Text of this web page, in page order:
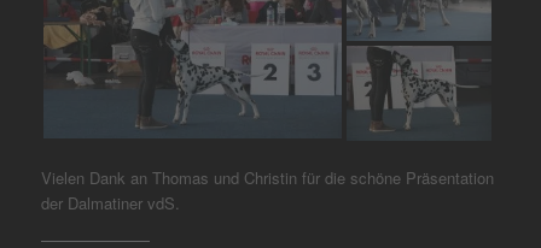
Vielen Dank an Thomas und Christin für die schöne Präsentation
der Dalmatiner vdS.